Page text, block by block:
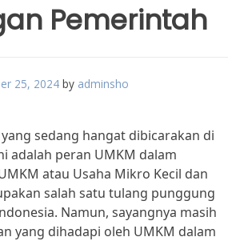
Pemerintah
25, 2024 by adminsho
sedang hangat dibicarakan di
adalah peran UMKM dalam
atau Usaha Mikro Kecil dan
salah satu tulang punggung
Namun, sayangnya masih
yang dihadapi oleh UMKM dalam